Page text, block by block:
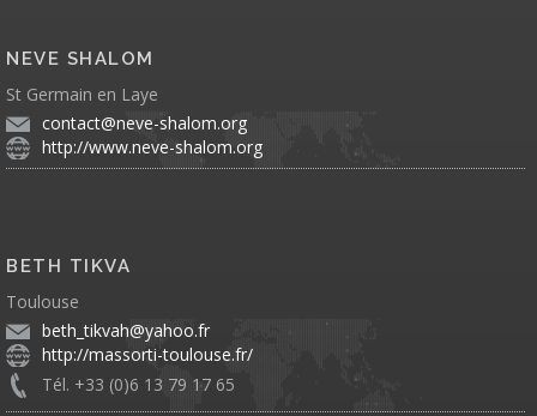
NEVE SHALOM
St Germain en Laye
contact@neve-shalom.org
http://www.neve-shalom.org
BETH TIKVA
Toulouse
beth_tikvah@yahoo.fr
http://massorti-toulouse.fr/
Tél. +33 (0)6 13 79 17 65